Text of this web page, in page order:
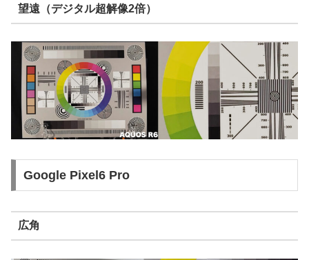
望遠（デジタル超解像2倍）
Google Pixel6 Pro
広角